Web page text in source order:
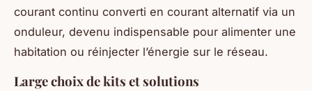
courant continu converti en courant alternatif via un
onduleur, devenu indispensable pour alimenter une
habitation ou réinjecter l’énergie sur le réseau.
Large choix de kits et solutions